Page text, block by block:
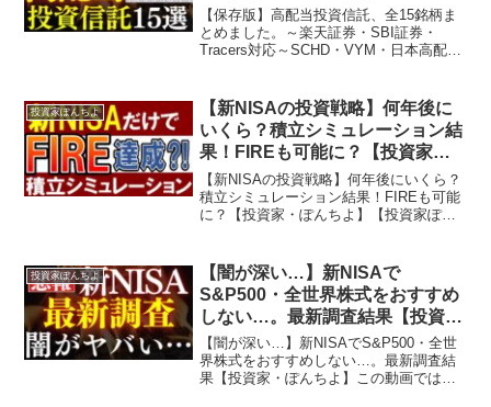
VYM・日本高配当～【投資家・ぽ
んちよ】
【保存版】高配当投資信託、全15銘柄ま
とめました。～楽天証券・SBI証券・
Tracers対応～SCHD・VYM・日本高配当
まとめました。～楽天証券・SBI証券・
Trac...
投資家ぽんちよ
【新NISAの投資戦略】何年後に
いくら？積立シミュレーション結
果！FIREも可能に？【投資家・
ぽんちよ】
【新NISAの投資戦略】何年後にいくら？
積立シミュレーション結果！FIREも可能
に？【投資家・ぽんちよ】【投資家ぽん
産運用を行う20代投資家です。投資対象
としては～日本...
投資家ぽんちよ
【闇が深い…】新NISAで
S&P500・全世界株式をおすすめ
しない…。最新調査結果【投資
家・ぽんちよ】
【闇が深い…】新NISAでS&P500・全世
界株式をおすすめしない…。最新調査結
果【投資家・ぽんちよ】この動画では